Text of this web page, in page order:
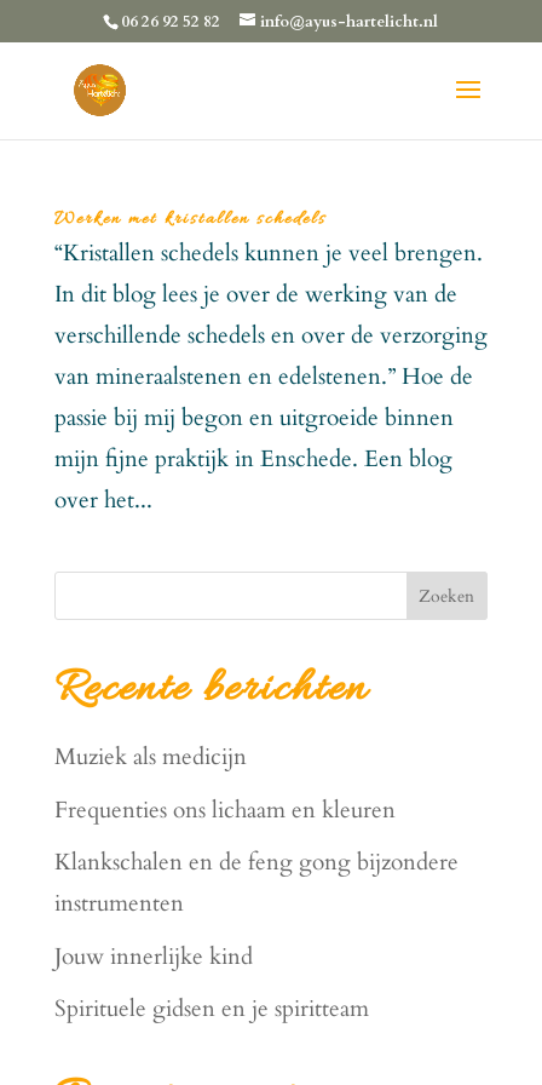
06 26 92 52 82 info@ayus-hartelicht.nl
Werken met kristallen schedels
“Kristallen schedels kunnen je veel brengen.
In dit blog lees je over de werking van de
verschillende schedels en over de verzorging
van mineraalstenen en edelstenen.” Hoe de
passie bij mij begon en uitgroeide binnen
mijn fijne praktijk in Enschede. Een blog
over het...
Zoeken
Recente berichten
Muziek als medicijn
Frequenties ons lichaam en kleuren
Klankschalen en de feng gong bijzondere
instrumenten
Jouw innerlijke kind
Spirituele gidsen en je spiritteam